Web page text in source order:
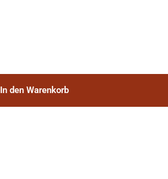
In den Warenkorb